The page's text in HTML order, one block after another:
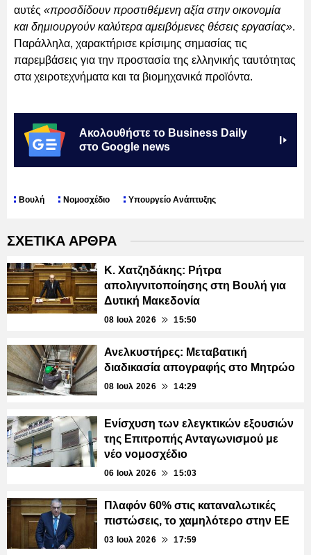
αυτές «προσδίδουν προστιθέμενη αξία στην οικονομία
και δημιουργούν καλύτερα αμειβόμενες θέσεις εργασίας».
Παράλληλα, χαρακτήρισε κρίσιμης σημασίας τις
παρεμβάσεις για την προστασία της ελληνικής ταυτότητας
στα χειροτεχνήματα και τα βιομηχανικά προϊόντα.
Ακολουθήστε το Business Daily
στο Google news
Βουλή Νομοσχέδιο Υπουργείο Ανάπτυξης
ΣΧΕΤΙΚΑ ΑΡΘΡΑ
Κ. Χατζηδάκης: Ρήτρα
απολιγνιτοποίησης στη Βουλή για
Δυτική Μακεδονία
08 Ιουλ 2026 15:50
Ανελκυστήρες: Μεταβατική
διαδικασία απογραφής στο Μητρώο
08 Ιουλ 2026 14:29
Ενίσχυση των ελεγκτικών εξουσιών
της Επιτροπής Ανταγωνισμού με
νέο νομοσχέδιο
06 Ιουλ 2026 15:03
Πλαφόν 60% στις καταναλωτικές
πιστώσεις, το χαμηλότερο στην ΕΕ
03 Ιουλ 2026 17:59